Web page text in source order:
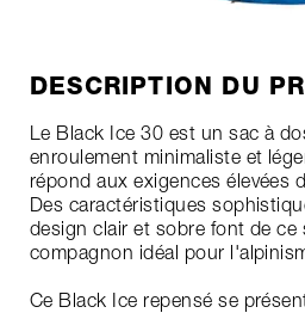
DESCRIPTION DU
Le Black Ice 30 est un sac à
enroulement minimaliste et
répond aux exigences élevées
Des caractéristiques
design clair et sobre font de ce
compagnon idéal pour
Ce Black Ice repensé se